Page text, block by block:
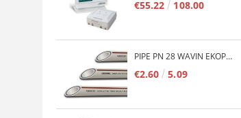
€55.22 108.00
PIPE PN 28 WAVIN EKOPLASTIK FIBER BASALT PLUS - 3M/QTY.
€2.60 5.09